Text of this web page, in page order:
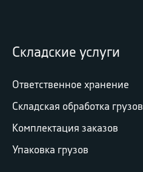
Складские услуги
Ответственное хранение
Складская обработка грузов
Комплектация заказов
Упаковка грузов